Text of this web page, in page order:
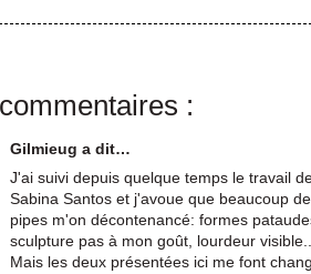
:
Gilmieug a dit…
J'ai suivi depuis quelque temps le travail
Sabina Santos et j'avoue que beaucoup
pipes m'on décontenancé: formes
sculpture pas à mon goût, lourdeur
Mais les deux présentées ici me font